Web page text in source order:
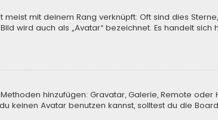
mit deinem Rang verknüpft: Oft sind dies
wird auch als „Avatar“ bezeichnet. Es handelt sich
hinzufügen: Gravatar, Galerie, Remote oder
keinen Avatar benutzen kannst, solltest du die